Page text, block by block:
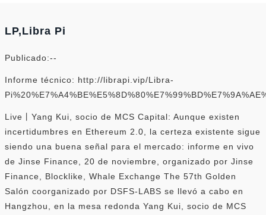
LP,Libra Pi
Publicado:--
Informe técnico: http://librapi.vip/Libra-
Live丨Yang Kui, socio de MCS Capital: Aunque existen
incertidumbres en Ethereum 2.0, la certeza existente sigue
siendo una buena señal para el mercado: informe en vivo
de Jinse Finance, 20 de noviembre, organizado por Jinse
Finance, Blocklike, Whale Exchange The 57th Golden
Salón coorganizado por DSFS-LABS se llevó a cabo en
Hangzhou, en la mesa redonda Yang Kui, socio de MCS